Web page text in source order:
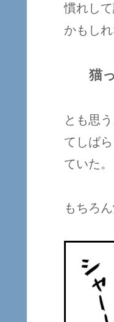
慣れし
かもし
猫
とも思
てしば
ていた。
もちろ